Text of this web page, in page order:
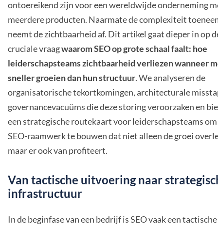
ontoereikend zijn voor een wereldwijde onderneming
meerdere producten. Naarmate de complexiteit
neemt de zichtbaarheid af. Dit artikel gaat dieper in op
cruciale vraagwaarom SEO op grote schaal faalt: hoe
leiderschapsteams zichtbaarheid verliezen wanneer
sneller groeien dan hun structuur. We analyseren de
organisatorische tekortkomingen, architecturale
governancevacuüms die deze storing veroorzaken en
een strategische routekaart voor leiderschapsteams om
SEO-raamwerk te bouwen dat niet alleen de groei
maar er ook van profiteert.
Van tactische uitvoering naar
infrastructuur
In de beginfase van een bedrijf is SEO vaak een tactische